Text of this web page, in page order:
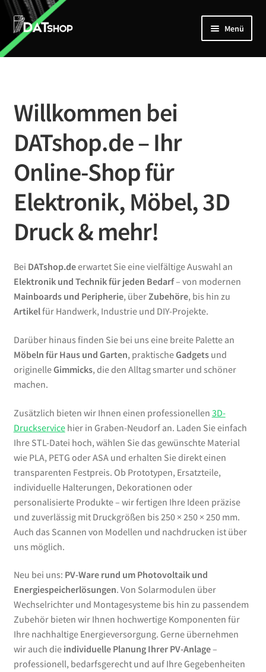
Zur
Navigation
springen
Zum
Inhalt
springen
Menü
Home
Mein Account
Kontakt
Willkommen bei
DATshop.de – Ihr
Online-Shop für
Elektronik, Möbel, 3D
Druck & mehr!
Bei DATshop.deerwartet Sie eine vielfältige Auswahl an
Elektronik und Technik für jeden Bedarf– von modernen
Mainboards und Peripherie, überZubehöre, bis hin zu
Artikelfür Handwerk, Industrie und DIY-Projekte.
Darüber hinaus finden Sie bei uns eine breite Palette an
Möbeln für Haus und Garten, praktischeGadgetsund
originelleGimmicks, die den Alltag smarter und schöner
machen.
Zusätzlich bieten wir Ihnen einen professionellen 3D-
Druckservicehier in Graben-Neudorf an. Laden Sie einfach
Ihre STL-Datei hoch, wählen Sie das gewünschte Material
wie PLA, PETG oder ASA und erhalten Sie direkt einen
transparenten Festpreis. Ob Prototypen, Ersatzteile,
individuelle Halterungen, Dekorationen oder
personalisierte Produkte – wir fertigen Ihre Ideen präzise
und zuverlässig mit Druckgrößen bis 250 × 250 × 250 mm.
Auch das Scannen von Modellen und nachdrucken ist über
uns möglich.
Neu bei uns: PV-Ware rund um Photovoltaik und
Energiespeicherlösungen. Von Solarmodulen über
Wechselrichter und Montagesysteme bis hin zu passendem
Zubehör bieten wir Ihnen hochwertige Komponenten für
Ihre nachhaltige Energieversorgung. Gerne übernehmen
wir auch die individuelle Planung Ihrer PV-Anlage–
professionell, bedarfsgerecht und auf Ihre Gegebenheiten